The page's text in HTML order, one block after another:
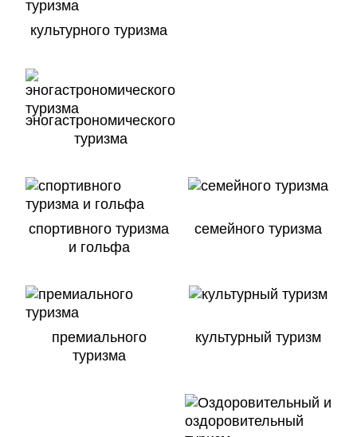
культурного туризма
эногастрономического
туризма
спортивного туризма
и гольфа
семейного туризма
премиального
туризма
культурный туризм